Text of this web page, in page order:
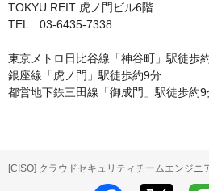
TOKYU REIT 虎ノ門ビル6階
TEL　03-6435-7338
東京メトロ日比谷線「神谷町」駅徒歩
銀座線「虎ノ門」駅徒歩約9分
都営地下鉄三田線「御成門」駅徒歩約9
[CISO] クラウドセキュリティチームエンジニ